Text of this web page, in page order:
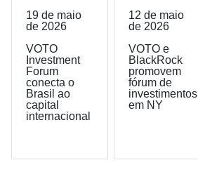
19 de maio
de 2026
VOTO
Investment
Forum
conecta o
Brasil ao
capital
internacional
12 de maio
de 2026
VOTO e
BlackRock
promovem
fórum de
investimentos
em NY